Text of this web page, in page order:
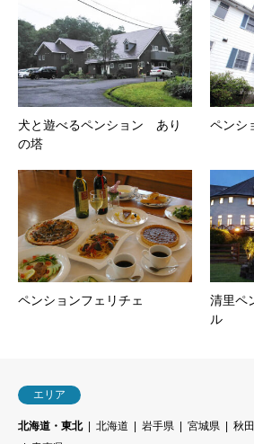
犬と遊べるペンション あり
の塔
ペンシ
ペンションフェリチェ
清里ペ
ル
エリア
北海道・東北 北海道 岩手県 宮城県 秋